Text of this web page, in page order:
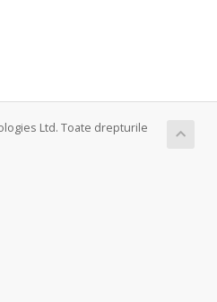
Ltd. Toate drepturile